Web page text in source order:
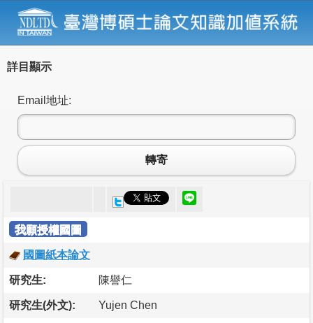
詳目顯示
Email地址:
轉寄
我願授權國圖
國圖紙本論文
研究生: 陳譽仁
研究生(外文): Yujen Chen